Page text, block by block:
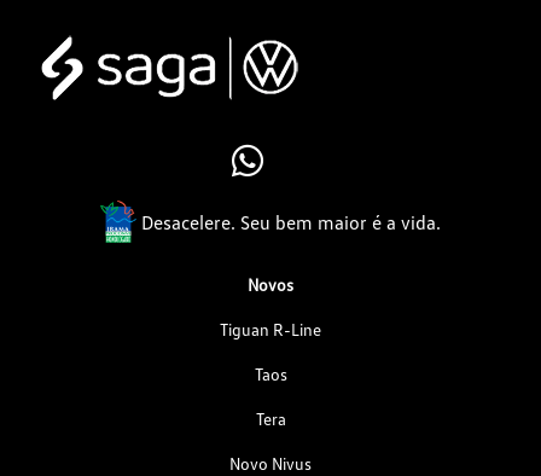
Desacelere. Seu bem maior é a vida.
Novos
Tiguan R-Line
Taos
Tera
Novo Nivus